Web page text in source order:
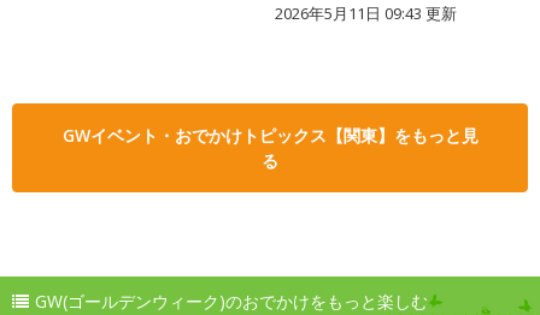
2026年5月11日 09:43 更新
GWイベント・おでかけトピックス【関東】をもっと見
る
GW(ゴールデンウィーク)のおでかけをもっと楽しむ